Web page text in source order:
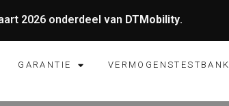
2026 onderdeel van DTMobility.
GARANTIE VERMOGENSTESTBANK